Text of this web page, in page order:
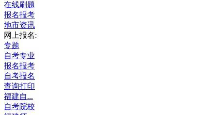
在线刷题
报名报考
地市资讯
网上报名:
专题
自考专业
报名报考
自考报名
查询打印
福建自...
自考院校